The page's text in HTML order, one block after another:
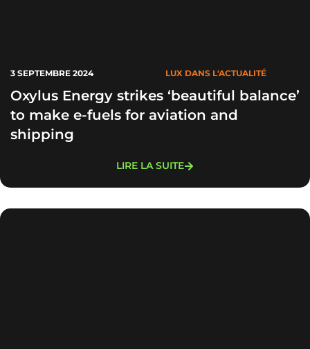
3 SEPTEMBRE 2024 LUX DANS L'ACTUALITÉ
Oxylus Energy strikes ‘beautiful balance’
to make e-fuels for aviation and
shipping
LIRE LA SUITE